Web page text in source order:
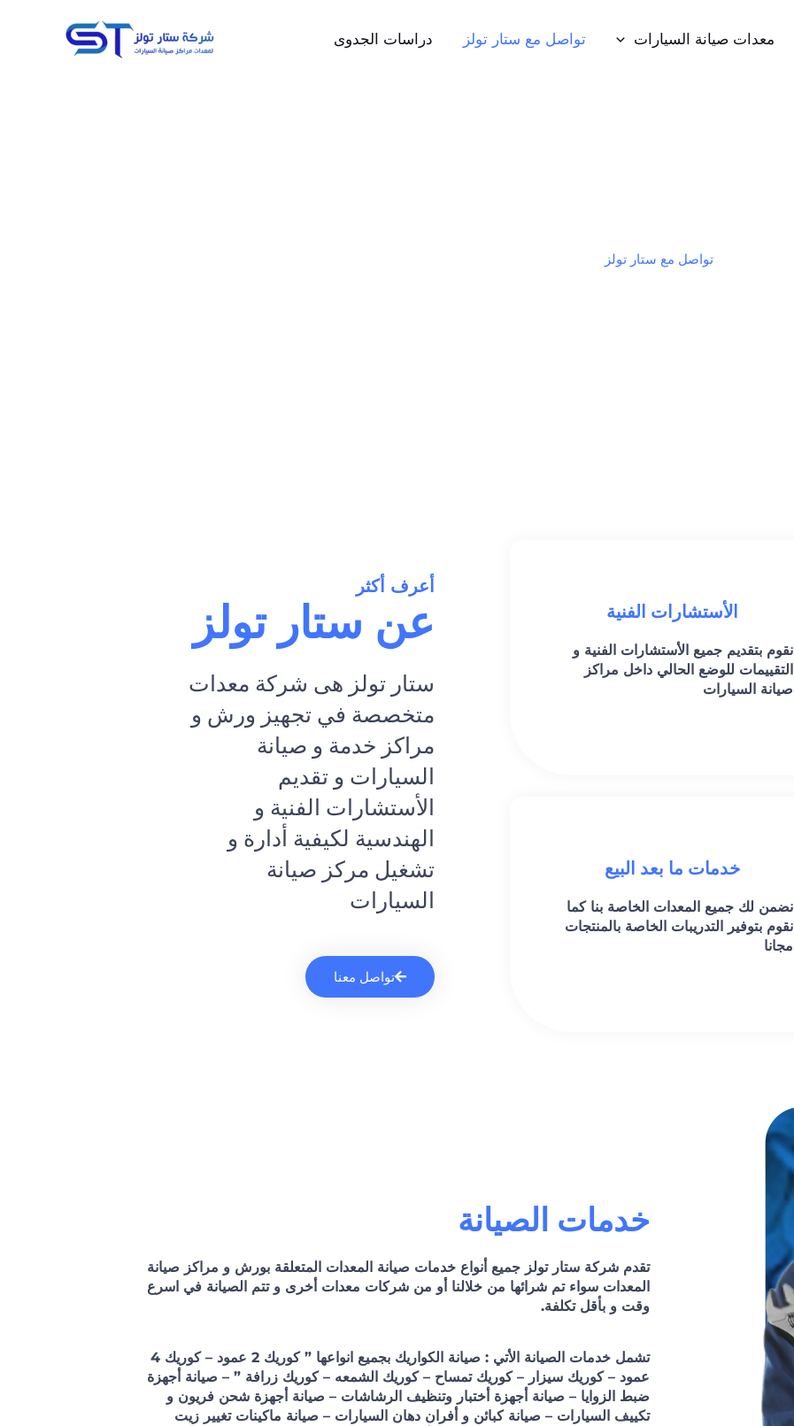
معدات صيانة السيارات تواصل مع ستار تولز دراسات الجدوى
تواصل مع ستار تولز
الأستشارات الفنية
نقوم بتقديم جميع الأستشارات الفنية و
التقييمات للوضع الحالي داخل مراكز
صيانة السيارات
خدمات ما بعد البيع
نضمن لك جميع المعدات الخاصة بنا كما
نقوم بتوفير التدريبات الخاصة بالمنتجات
مجانا
أعرف أكثر
عن ستار تولز
ستار تولز هى شركة معدات
متخصصة في تجهيز ورش و
مراكز خدمة و صيانة
السيارات و تقديم
الأستشارات الفنية و
الهندسية لكيفية أدارة و
تشغيل مركز صيانة
السيارات
تواصل معنا
خدمات الصيانة
تقدم شركة ستار تولز جميع أنواع خدمات صيانة المعدات المتعلقة بورش و مراكز صيانة
المعدات سواء تم شرائها من خلالنا أو من شركات معدات أخرى و تتم الصيانة في اسرع
وقت و بأقل تكلفة.
تشمل خدمات الصيانة الأتي : صيانة الكواريك بجميع انواعها ” كوريك 2 عمود – كوريك 4
عمود – كوريك سيزار – كوريك تمساح – كوريك الشمعه – كوريك زرافة ” – صيانة أجهزة
ضبط الزوايا – صيانة أجهزة أختبار وتنظيف الرشاشات – صيانة أجهزة شحن فريون و
تكييف السيارات – صيانة كبائن و أفران دهان السيارات – صيانة ماكينات تغيير زيت